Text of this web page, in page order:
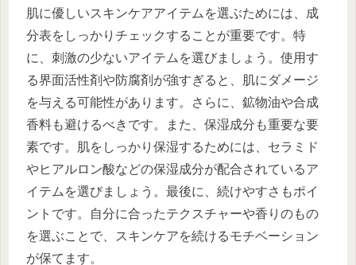
肌に優しいスキンケアアイテムを選ぶためには、成
分表をしっかりチェックすることが重要です。特
に、刺激の少ないアイテムを選びましょう。使用す
る界面活性剤や防腐剤が強すぎると、肌にダメージ
を与える可能性があります。さらに、鉱物油や合成
香料も避けるべきです。また、保湿成分も重要な要
素です。肌をしっかり保湿するためには、セラミド
やヒアルロン酸などの保湿成分が配合されているア
イテムを選びましょう。最後に、続けやすさもポイ
ントです。自分に合ったテクスチャーや香りのもの
を選ぶことで、スキンケアを続けるモチベーション
が保てます。